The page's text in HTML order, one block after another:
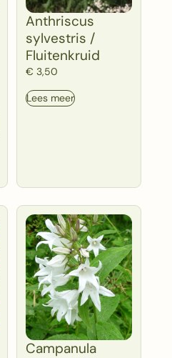
Anthriscus
sylvestris /
Fluitenkruid
€ 3,50
Lees meer
Campanula